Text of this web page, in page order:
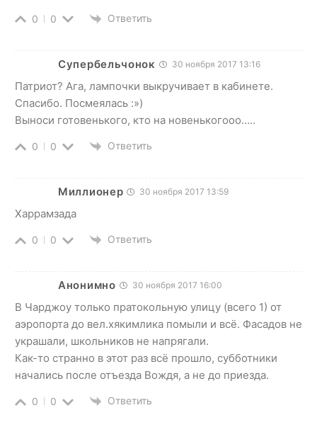
0 0 Ответить
Супербельчонок 30 ноября 2017 13:16
Патриот? Ага, лампочки выкручивает в кабинете.
Спасибо. Посмеялась :»)
Выноси готовенького, кто на новенькогооо…..
0 0 Ответить
Миллионер 30 ноября 2017 13:59
Харрамзада
0 0 Ответить
Анонимно 30 ноября 2017 16:00
В Чарджоу только пратокольную улицу (всего 1) от
аэропорта до вел.хякимлика помыли и всё. Фасадов не
украшали, школьников не напрягали.
Как-то странно в этот раз всё прошло, субботники
начались после отъезда Вождя, а не до приезда.
0 0 Ответить